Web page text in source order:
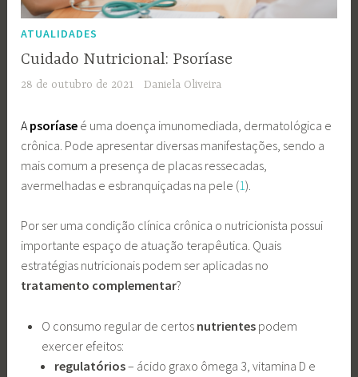
ATUALIDADES
Cuidado Nutricional: Psoríase
28 de outubro de 2021 Daniela Oliveira
A psoríase é uma doença imunomediada, dermatológica e
crônica. Pode apresentar diversas manifestações, sendo a
mais comum a presença de placas ressecadas,
avermelhadas e esbranquiçadas na pele (1).
Por ser uma condição clínica crônica o nutricionista possui
importante espaço de atuação terapêutica. Quais
estratégias nutricionais podem ser aplicadas no
tratamento complementar?
O consumo regular de certos nutrientespodem
exercer efeitos:
regulatórios– ácido graxo ômega 3, vitamina D e